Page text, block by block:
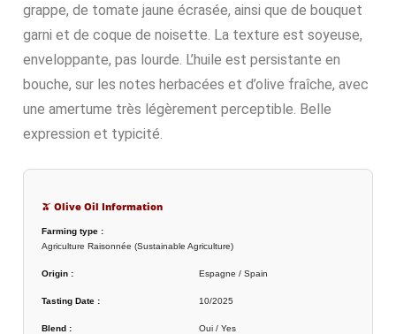
grappe, de tomate jaune écrasée, ainsi que de bouquet
garni et de coque de noisette. La texture est soyeuse,
enveloppante, pas lourde. L’huile est persistante en
bouche, sur les notes herbacées et d’olive fraîche, avec
une amertume très légèrement perceptible. Belle
expression et typicité.
🫒 Olive Oil Information
Farming type :
Agriculture Raisonnée (Sustainable Agriculture)
Origin : Espagne / Spain
Tasting Date : 10/2025
Blend : Oui / Yes